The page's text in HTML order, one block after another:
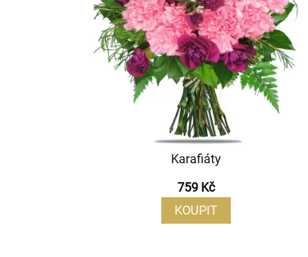
Karafiáty
759 Kč
KOUPIT